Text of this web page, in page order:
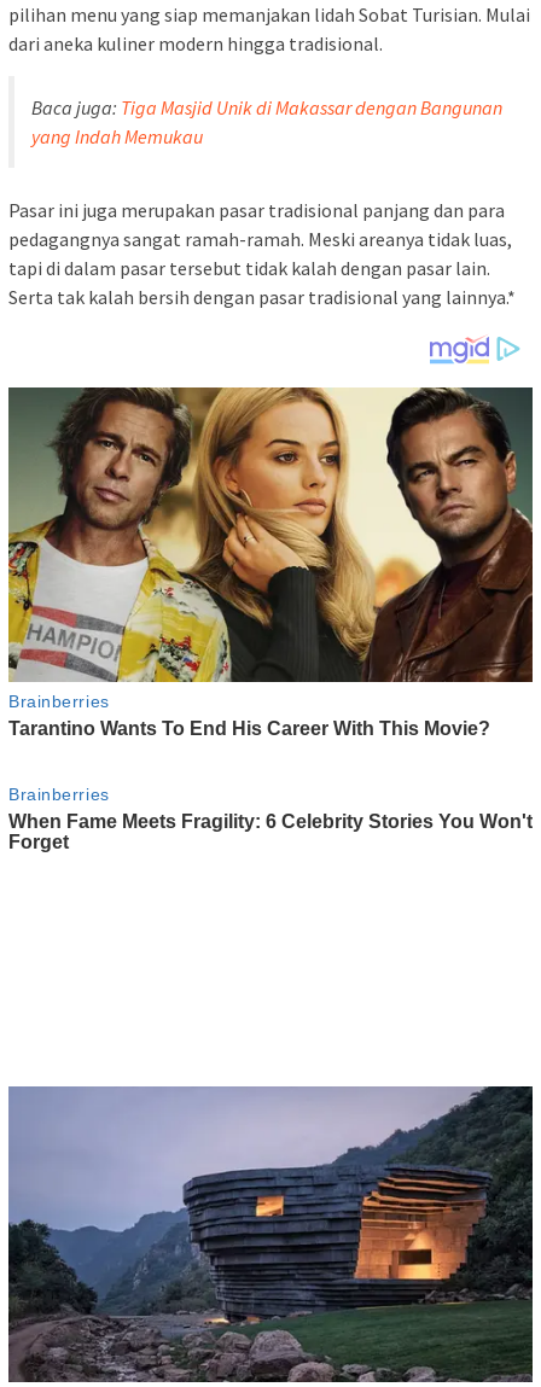
pilihan menu yang siap memanjakan lidah Sobat Turisian. Mulai
dari aneka kuliner modern hingga tradisional.
Baca juga: Tiga Masjid Unik di Makassar dengan Bangunan
yang Indah Memukau
Pasar ini juga merupakan pasar tradisional panjang dan para
pedagangnya sangat ramah-ramah. Meski areanya tidak luas,
tapi di dalam pasar tersebut tidak kalah dengan pasar lain.
Serta tak kalah bersih dengan pasar tradisional yang lainnya.*